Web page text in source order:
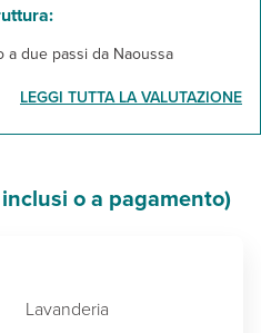
due passi da Naoussa
LEGGI TUTTA LA VALUTAZIONE
o a pagamento)
Lavanderia